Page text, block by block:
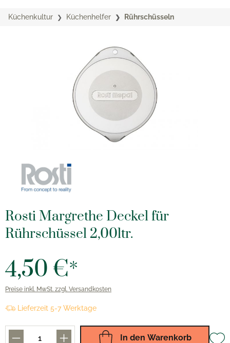
Küchenkultur Küchenhelfer Rührschüsseln
Rosti Margrethe Deckel für
Rührschüssel 2,00ltr.
4,50 €*
Preise inkl. MwSt. zzgl. Versandkosten
Lieferzeit 5-7 Werktage
In den Warenkorb